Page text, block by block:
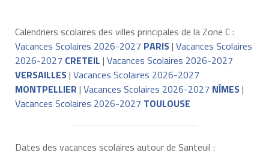
Calendriers scolaires des villes principales de la Zone C :
Vacances Scolaires 2026-2027 PARIS| Vacances Scolaires
2026-2027 CRETEIL | Vacances Scolaires 2026-2027
VERSAILLES| Vacances Scolaires 2026-2027
MONTPELLIER | Vacances Scolaires 2026-2027 NÎMES|
Vacances Scolaires 2026-2027 TOULOUSE
Dates des vacances scolaires autour de Santeuil :